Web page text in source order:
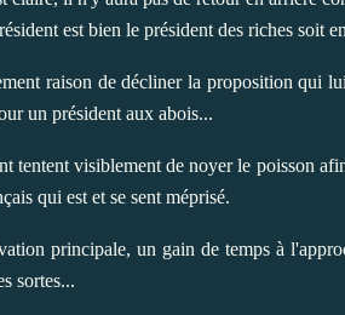
est bien le président des riches soit
raison de décliner la proposition qui
un président aux abois...
tentent visiblement de noyer le poisson
qui est et se sent méprisé.
principale, un gain de temps à
sortes...